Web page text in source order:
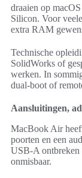
draaien op
Silicon. Voor
extra RAM
Technische
SolidWorks of
werken. In
dual-boot of
Aansluitingen,
MacBook Air
poorten en een
USB-A ontbreken
onmisbaar.